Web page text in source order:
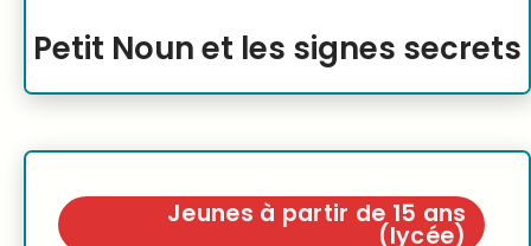
Petit Noun et les signes secrets
Jeunes à partir de 15 ans
(lycée)